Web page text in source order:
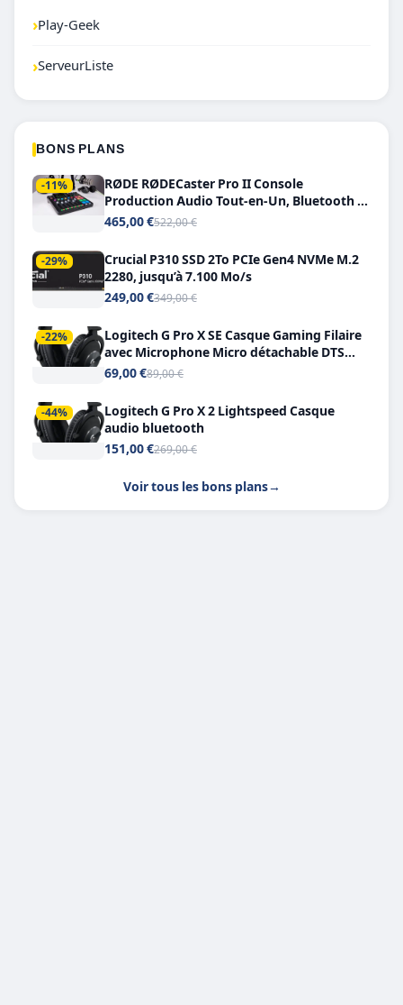
›Play-Geek
›ServeurListe
BONS PLANS
-11%
RØDE RØDECaster Pro II Console
Production Audio Tout-en-Un, Bluetooth et
Double USB-C
465,00 €522,00 €
-29%
Crucial P310 SSD 2To PCIe Gen4 NVMe M.2
2280, jusqu’à 7.100 Mo/s
249,00 €349,00 €
-22%
Logitech G Pro X SE Casque Gaming Filaire
avec Microphone Micro détachable DTS
Headphone X 7.1
69,00 €89,00 €
-44%
Logitech G Pro X 2 Lightspeed Casque
audio bluetooth
151,00 €269,00 €
Voir tous les bons plans→